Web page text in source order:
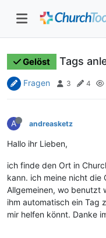
Gelöst Tags
Fragen 3 4
A andreasketz
Hallo ihr Lieben,
ich finde den Ort in
kann. ich meine nicht die
Allgemeinen, wo benutzt
ihm automatisch ein Tag
mir helfen könnt. Danke